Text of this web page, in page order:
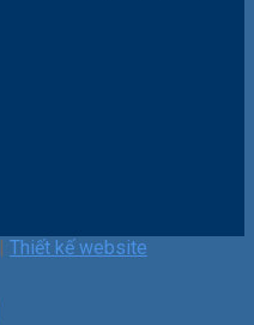
Thiết kế website